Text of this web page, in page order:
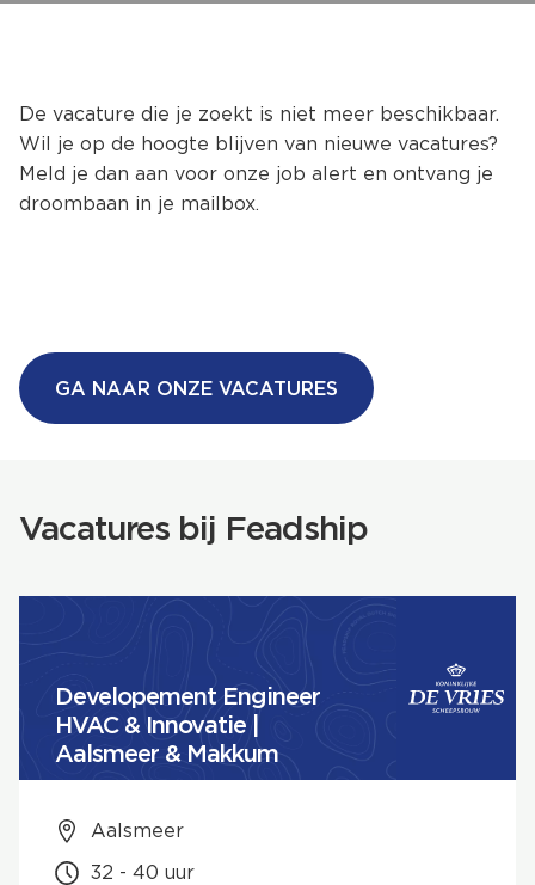
De vacature die je zoekt is niet meer beschikbaar.
Wil je op de hoogte blijven van nieuwe vacatures?
Meld je dan aan voor onze job alert en ontvang je
droombaan in je mailbox.
GA NAAR ONZE VACATURES
Vacatures bij Feadship
Developement Engineer
HVAC & Innovatie |
Aalsmeer & Makkum
Aalsmeer
32 - 40 uur